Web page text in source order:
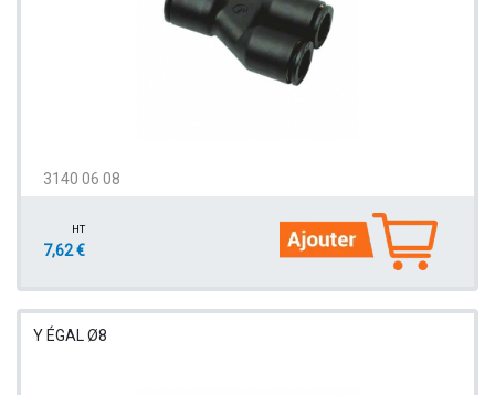
3140 06 08
HT
7,62 €
Y ÉGAL Ø8